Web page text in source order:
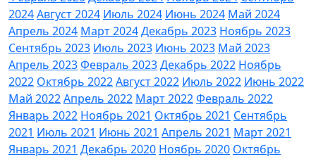
2024Август 2024 Июль 2024 Июнь 2024 Май 2024
Апрель 2024 Март 2024Декабрь 2023 Ноябрь 2023
Сентябрь 2023 Июль 2023 Июнь 2023 Май 2023
Апрель 2023Февраль 2023Декабрь 2022 Ноябрь
2022 Октябрь 2022Август 2022 Июль 2022 Июнь 2022
Май 2022Апрель 2022 Март 2022Февраль 2022
Январь 2022 Ноябрь 2021 Октябрь 2021 Сентябрь
2021 Июль 2021 Июнь 2021 Апрель 2021 Март 2021
Январь 2021 Декабрь 2020 Ноябрь 2020 Октябрь